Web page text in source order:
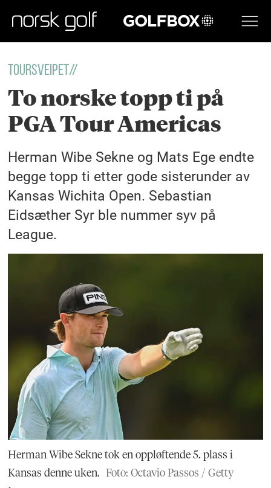
GOLFBOX
Toursveipet//
To norske topp ti på
PGA Tour Americas
Herman Wibe Sekne og Mats Ege endte
begge topp ti etter gode sisterunder av
Kansas Wichita Open. Sebastian
Eidsæther Syr ble nummer syv på
League.
Herman Wibe Sekne tok en oppløftende 5. plass i
Kansas denne uken. Foto: Octavio Passos / Getty